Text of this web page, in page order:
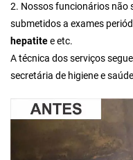
2. Nossos funcionários não
submetidos a exames
hepatitee etc.
A técnica dos serviços
secretária de higiene e